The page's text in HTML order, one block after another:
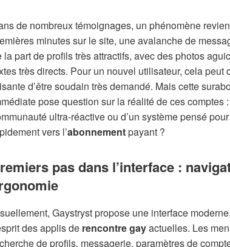
de nombreux témoignages, un phénomène
minutes sur le site, une avalanche de
la part de profils très attractifs, avec des photos
très directs. Pour un nouvel utilisateur, cela peut
d’être soudain très demandé. Mais cette
pose question sur la réalité de ces comptes :
ultra-réactive ou d’un système pensé
vers l’abonnementpayant ?
pas dans l’interface :
Gaystryst propose une interface
des applis de rencontre gayactuelles. Les
de profils, messagerie, paramètres de